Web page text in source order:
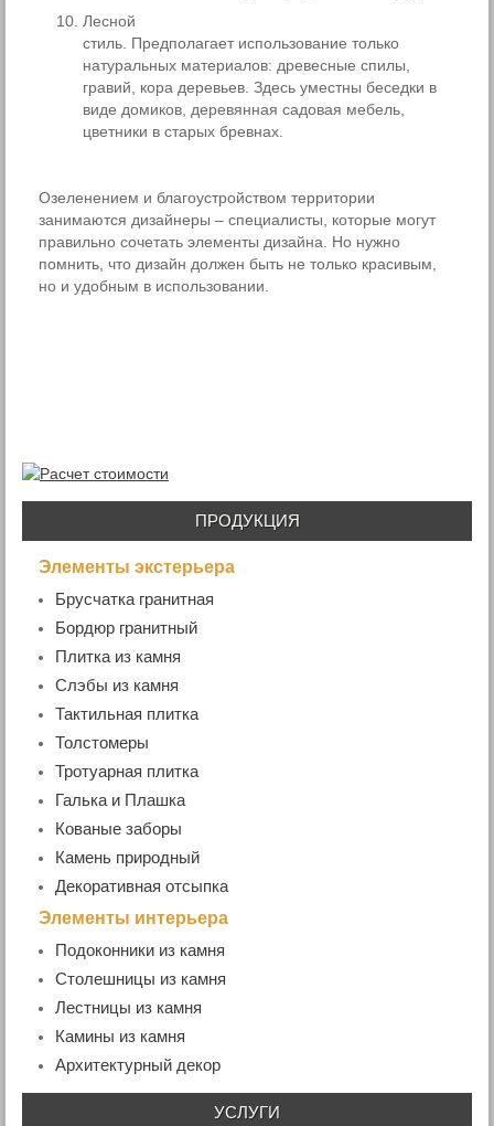
Лесной
стиль. Предполагает использование только
натуральных материалов: древесные спилы,
гравий, кора деревьев. Здесь уместны беседки в
виде домиков, деревянная садовая мебель,
цветники в старых бревнах.
Озеленением и благоустройством территории
занимаются дизайнеры – специалисты, которые могут
правильно сочетать элементы дизайна. Но нужно
помнить, что дизайн должен быть не только красивым,
но и удобным в использовании.
ПРОДУКЦИЯ
Элементы экстерьера
Брусчатка гранитная
- Пиленая брусчатка
- Пилено-колотая брусчатка
Бордюр гранитный
- Бордюр дорожный
- Бордюр радиусный
- Бордюр гранитный ГП4 (100х200хL)
Плитка из камня
- Гранитная плитка
Слэбы из камня
- Мраморные слэбы
Тактильная плитка
Толстомеры
- Гранитная плита
Тротуарная плитка
Галька и Плашка
Кованые заборы
- Кованые ворота и калитки
Камень природный
Декоративная отсыпка
Элементы интерьера
Подоконники из камня
- Гранитные подоконники
Столешницы из камня
Лестницы из камня
- Ступени гранитные
Камины из камня
Архитектурный декор
УСЛУГИ